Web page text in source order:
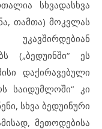
სხვადასხვა
თამთა) მოკვლას
(„ბედუინში“ ეს
დაქირავებული
საიდუმლოში“ კი
სხვა ბედუინური
მეთოდებისა